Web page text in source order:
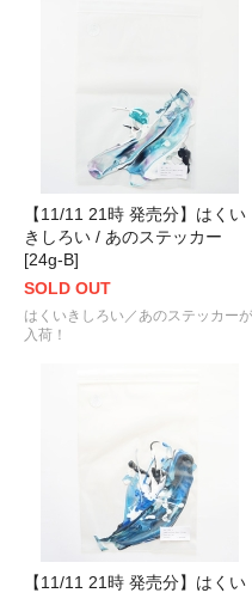
【11/11 21時 発売分】はくい
きしろい / あのステッカー
[24g-B]
SOLD OUT
はくいきしろい／あのステッカーが
入荷！
【11/11 21時 発売分】はくい